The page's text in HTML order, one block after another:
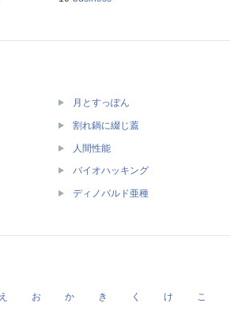
月とすっぽん
割れ鍋に綴じ蓋
人間性能
バイオハッキング
ディノバルド亜種
え お か き く け こ